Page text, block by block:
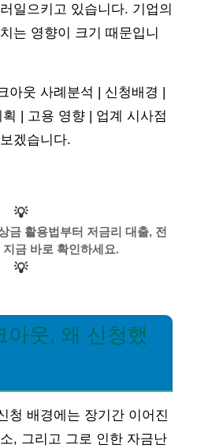
일으키고 있습니다. 기업의
는 영향이 크기 때문입니
아웃 사례분석 | 신청배경 |
| 고용 영향 | 업계 시사점
겠습니다.
💡
금 활용법부터 저금리 대출, 전
금 바로 확인하세요.
💡
아웃, 왜 신청했
청 배경에는 장기간 이어진
, 그리고 그로 인한 자금난